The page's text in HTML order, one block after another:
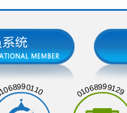
01068999129